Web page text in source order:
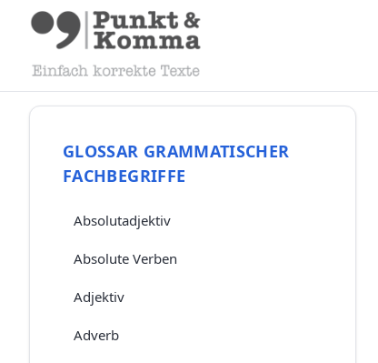
GLOSSAR GRAMMATISCHER
FACHBEGRIFFE
Absolutadjektiv
Absolute Verben
Adjektiv
Adverb